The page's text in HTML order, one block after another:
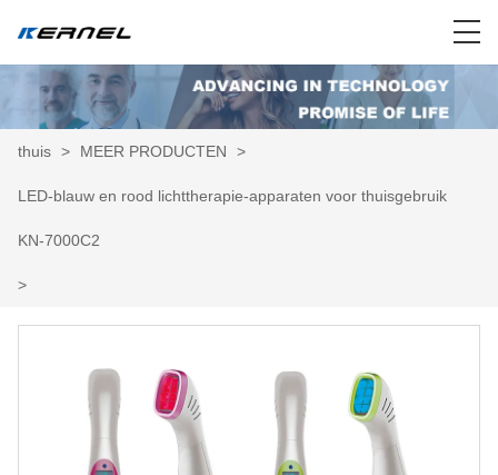
thuis > MEER PRODUCTEN >
LED-blauw en rood lichttherapie-apparaten voor thuisgebruik
KN-7000C2
>